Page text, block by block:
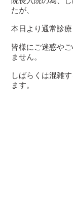
たが、
本日より通常診
皆様にご迷惑や
ません。
しばらくは混雑
ます。